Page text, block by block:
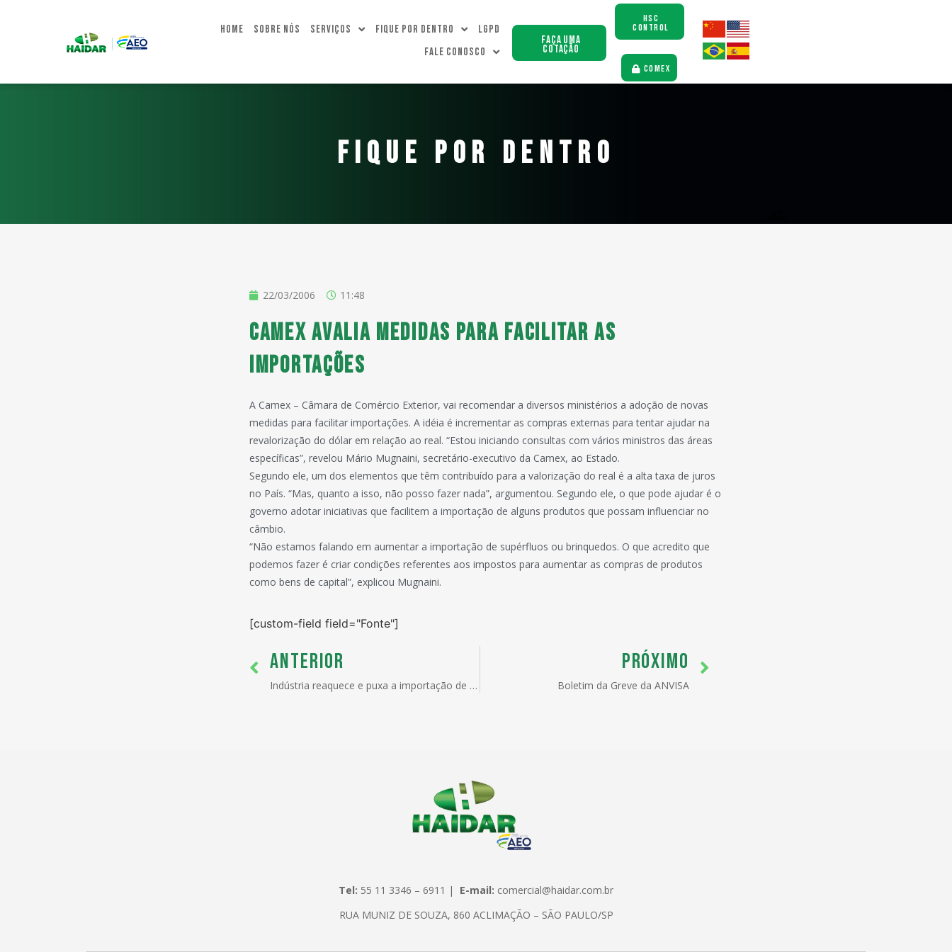
Home Sobre Nós Serviços Fique Por dentro
LGPD
Fale Conosco
Faça uma
Cotação
HSC
CONTROL
COMEX
FIQUE POR DENTRO
22/03/2006 11:48
Camex avalia medidas para facilitar as
importações
A Camex – Câmara de Comércio Exterior, vai recomendar a diversos ministérios a adoção de novas
medidas para facilitar importações. A idéia é incrementar as compras externas para tentar ajudar na
revalorização do dólar em relação ao real. “Estou iniciando consultas com vários ministros das áreas
específicas”, revelou Mário Mugnaini, secretário-executivo da Camex, ao Estado.
Segundo ele, um dos elementos que têm contribuído para a valorização do real é a alta taxa de juros
no País. “Mas, quanto a isso, não posso fazer nada”, argumentou. Segundo ele, o que pode ajudar é o
governo adotar iniciativas que facilitem a importação de alguns produtos que possam influenciar no
câmbio.
“Não estamos falando em aumentar a importação de supérfluos ou brinquedos. O que acredito que
podemos fazer é criar condições referentes aos impostos para aumentar as compras de produtos
como bens de capital”, explicou Mugnaini.
[custom-field field="Fonte"]
ANTERIOR
Indústria reaquece e puxa a importação de insumos
PRÓXIMO
Boletim da Greve da ANVISA
Tel: 55 11 3346 – 6911 | E-mail: comercial@haidar.com.br
RUA MUNIZ DE SOUZA, 860 ACLIMAÇÃO – SÃO PAULO/SP